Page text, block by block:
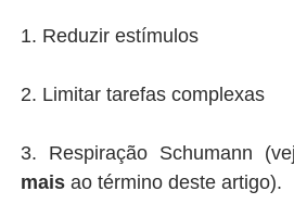
1. Reduzir estímulos
2. Limitar tarefas complexas
3. Respiração Schumann
mais ao término deste artigo).